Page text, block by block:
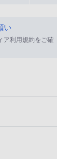
い
ア利用規約をご確